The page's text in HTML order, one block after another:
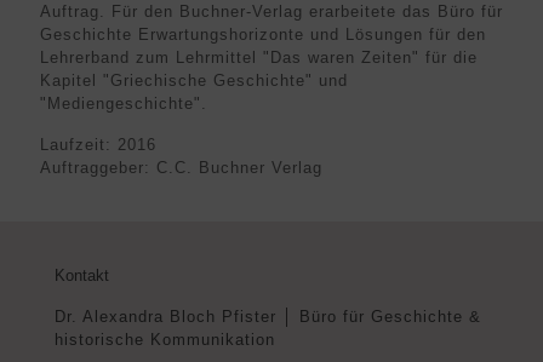
Auftrag. Für den Buchner-Verlag erarbeitete das Büro für
Geschichte Erwartungshorizonte und Lösungen für den
Lehrerband zum Lehrmittel "Das waren Zeiten" für die
Kapitel "Griechische Geschichte" und
"Mediengeschichte".
Laufzeit: 2016
Auftraggeber: C.C. Buchner Verlag
Kontakt
Dr. Alexandra Bloch Pfister │ Büro für Geschichte &
historische Kommunikation